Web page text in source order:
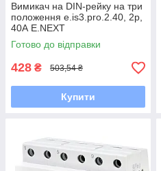
Вимикач на DIN-рейку на три
положення e.is3.pro.2.40, 2р,
40А E.NEXT
Готово до відправки
428 ₴ 503,54 ₴
Купити